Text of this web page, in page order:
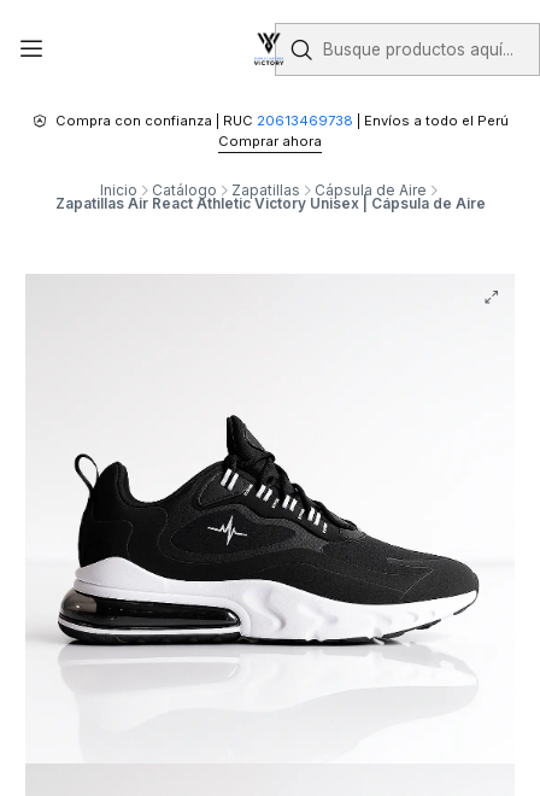
Compra con confianza | RUC 20613469738 | Envíos a todo el Perú
Comprar ahora
Inicio Catálogo Zapatillas Cápsula de Aire
Zapatillas Air React Athletic Victory Unisex | Cápsula de Aire